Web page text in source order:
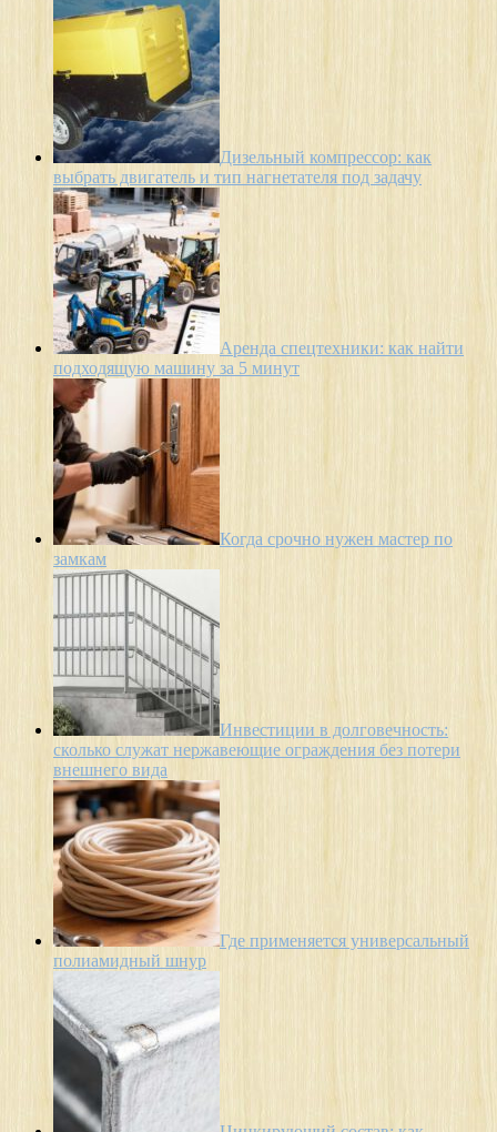
Дизельный компрессор: как
выбрать двигатель и тип нагнетателя под задачу
Аренда спецтехники: как найти
подходящую машину за 5 минут
Когда срочно нужен мастер по
замкам
Инвестиции в долговечность:
сколько служат нержавеющие ограждения без потери
внешнего вида
Где применяется универсальный
полиамидный шнур